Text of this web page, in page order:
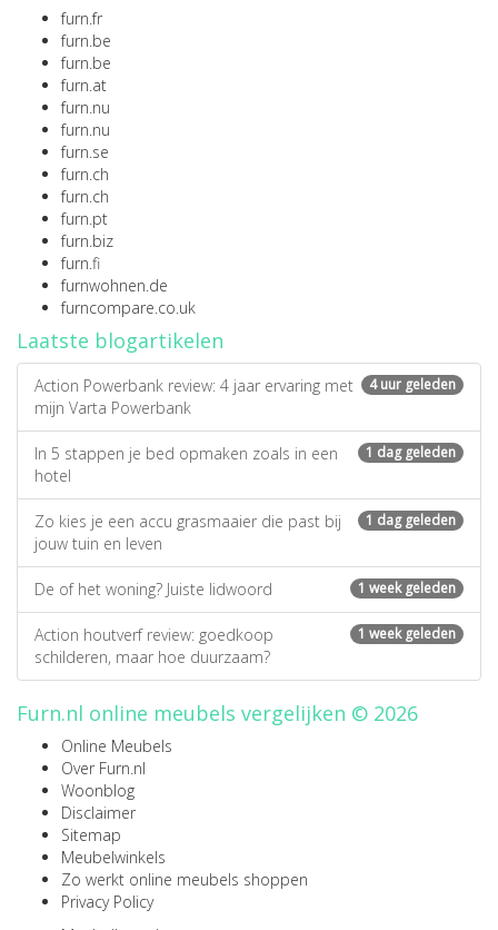
furn.fr
furn.be
furn.be
furn.at
furn.nu
furn.nu
furn.se
furn.ch
furn.ch
furn.pt
furn.biz
furn.fi
furnwohnen.de
furncompare.co.uk
Laatste blogartikelen
4 uur geleden
Action Powerbank review: 4 jaar ervaring met
mijn Varta Powerbank
1 dag geleden
In 5 stappen je bed opmaken zoals in een
hotel
1 dag geleden
Zo kies je een accu grasmaaier die past bij
jouw tuin en leven
1 week geleden
De of het woning? Juiste lidwoord
1 week geleden
Action houtverf review: goedkoop
schilderen, maar hoe duurzaam?
Furn.nl online meubels vergelijken © 2026
Online Meubels
Over Furn.nl
Woonblog
Disclaimer
Sitemap
Meubelwinkels
Zo werkt online meubels shoppen
Privacy Policy